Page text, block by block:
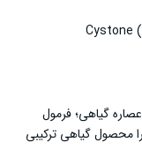
Cystone
گیاهی؛ فرمول
محصول گیاهی ترکیبی